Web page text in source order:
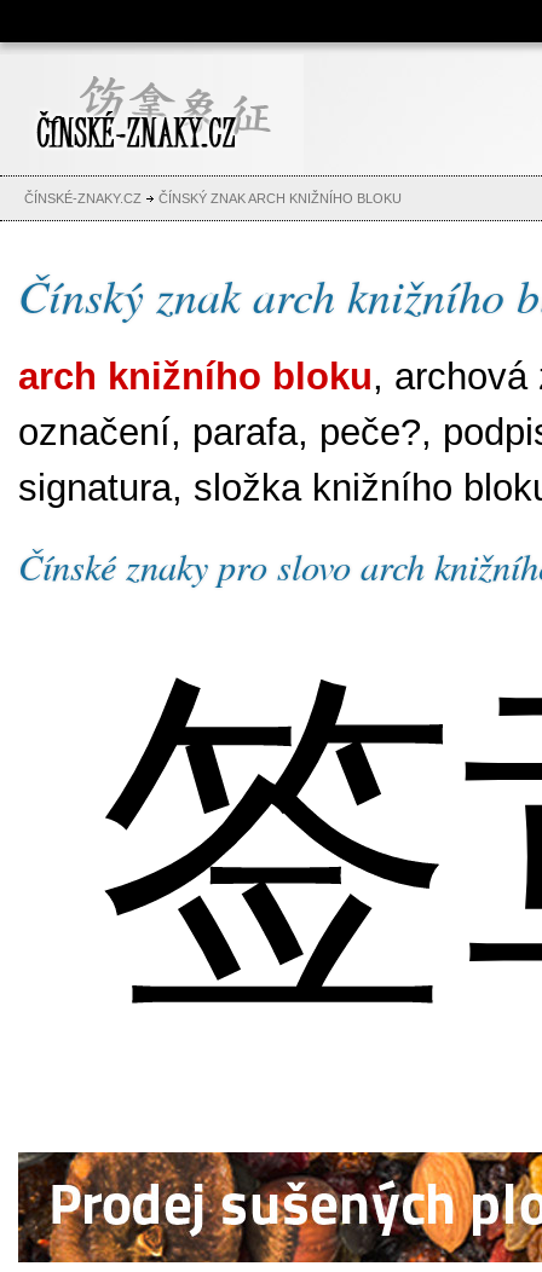
Čínské znaky, česko-čínský
slovník, abeceda, jména,
tetování
ČÍNSKÉ-ZNAKY.CZ ČÍNSKÝ ZNAK ARCH KNIŽNÍHO BLOKU
Čínský znak arch knižního
arch knižního bloku, archová
označení, parafa, peče?,
signatura, složka knižního
Čínské znaky pro slovo arch